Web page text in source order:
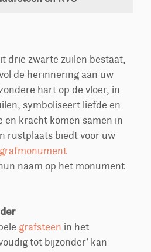
drie zwarte zuilen bestaat,
de herinnering aan uw
hart op de vloer, in
symboliseert liefde en
en kracht komen samen in
rustplaats biedt voor uw
grafmonument
naam op het monument
grafsteen in het
tot bijzonder’ kan